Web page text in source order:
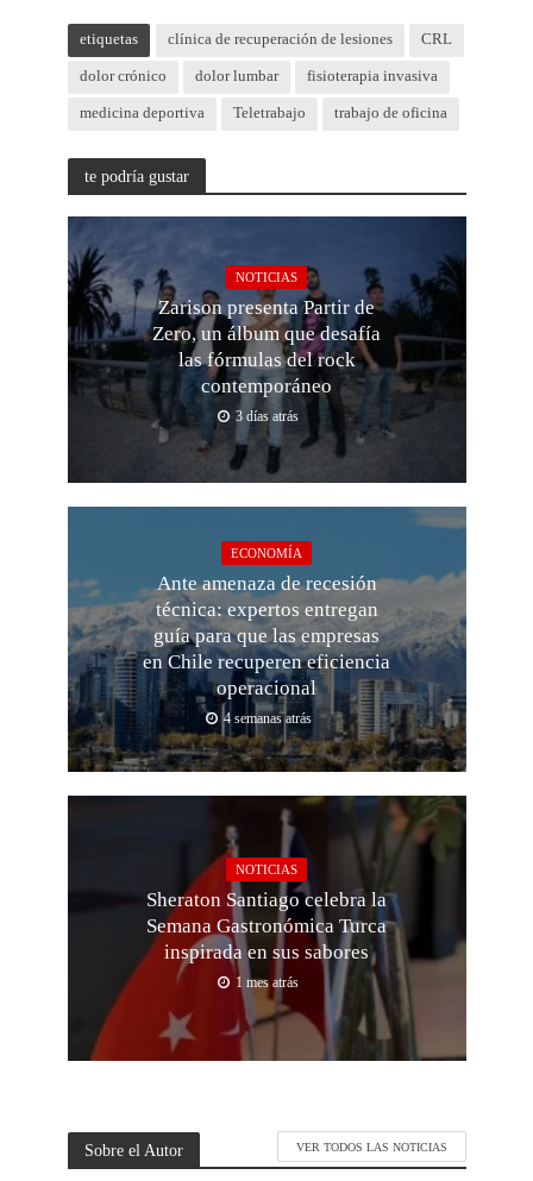
etiquetas clínica de recuperación de lesiones CRL
dolor crónico dolor lumbar fisioterapia invasiva
medicina deportiva Teletrabajo trabajo de oficina
te podría gustar
NOTICIAS
Zarison presenta Partir de
Zero, un álbum que desafía
las fórmulas del rock
contemporáneo
3 días atrás
ECONOMÍA
Ante amenaza de recesión
técnica: expertos entregan
guía para que las empresas
en Chile recuperen eficiencia
operacional
4 semanas atrás
NOTICIAS
Sheraton Santiago celebra la
Semana Gastronómica Turca
inspirada en sus sabores
1 mes atrás
Sobre el Autor VER TODOS LAS NOTICIAS